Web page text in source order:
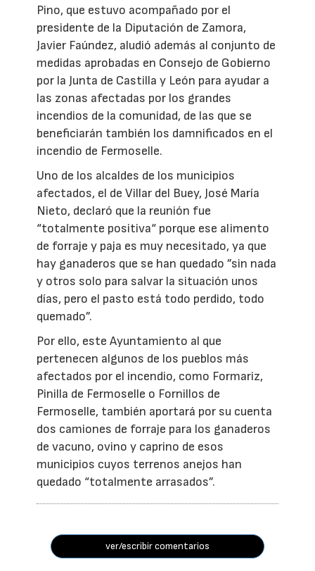
Pino, que estuvo acompañado por el
presidente de la Diputación de Zamora,
Javier Faúndez, aludió además al conjunto de
medidas aprobadas en Consejo de Gobierno
por la Junta de Castilla y León para ayudar a
las zonas afectadas por los grandes
incendios de la comunidad, de las que se
beneficiarán también los damnificados en el
incendio de Fermoselle.
Uno de los alcaldes de los municipios
afectados, el de Villar del Buey, José María
Nieto, declaró que la reunión fue
“totalmente positiva“ porque ese alimento
de forraje y paja es muy necesitado, ya que
hay ganaderos que se han quedado ”sin nada
y otros solo para salvar la situación unos
días, pero el pasto está todo perdido, todo
quemado”.
Por ello, este Ayuntamiento al que
pertenecen algunos de los pueblos más
afectados por el incendio, como Formariz,
Pinilla de Fermoselle o Fornillos de
Fermoselle, también aportará por su cuenta
dos camiones de forraje para los ganaderos
de vacuno, ovino y caprino de esos
municipios cuyos terrenos anejos han
quedado “totalmente arrasados”.
ver/escribir comentarios